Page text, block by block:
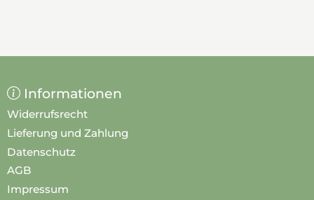
Informationen
Widerrufsrecht
Lieferung und Zahlung
Datenschutz
AGB
Impressum